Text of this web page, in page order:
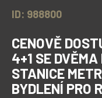
ID: 988800
CENOVĚ
4+1 SE DVĚMA
STANICE
BYDLENÍ PRO